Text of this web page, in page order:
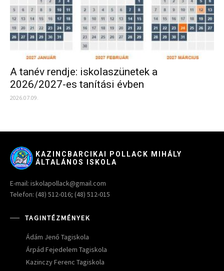
A tanév rendje: iskolaszünetek a
2026/2027-es tanítási évben
2026.07.09.
KAZINCBARCIKAI POLLACK MIHÁLY
ÁLTALÁNOS ISKOLA
E-mail: iskolapollack@gmail.com
Telefon: (48) 512-016; (48) 512-015
TAGINTÉZMÉNYEK
Ádám Jenő Tagiskola
Árpád Fejedelem Tagiskola
Kazinczy Ferenc Tagiskola